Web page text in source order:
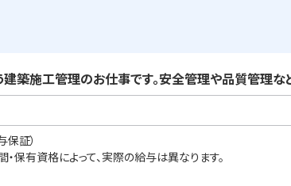
施工管理のお仕事です。安全管理や品質管理な
証）
保有資格によって、実際の給与は異なります。